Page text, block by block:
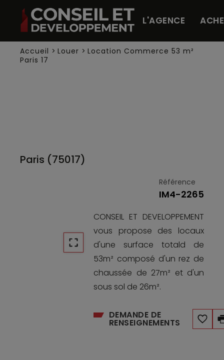
L'AGENCE
Accueil > Louer > Location Commerce 53 m²
Paris 17
Paris (75017)
Référence
IM4-2265
CONSEIL ET DEVELOPPEMENT
vous propose des locaux
d'une surface totald de
53m² composé d'un rez de
chaussée de 27m² et d'un
sous sol de 26m².
DEMANDE DE
RENSEIGNEMENTS